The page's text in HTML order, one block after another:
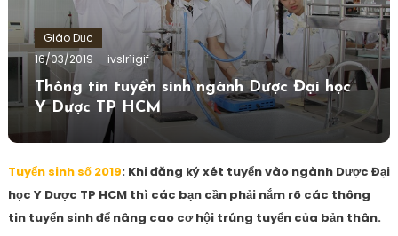
Giáo Dục
16/03/2019
ivslr1igif
Thông tin tuyển sinh ngành Dược Đại học
Y Dược TP HCM
Tuyển sinh số 2019: Khi đăng ký xét tuyển vào ngành Dược Đại
học Y Dược TP HCM thì các bạn cần phải nắm rõ các thông
tin tuyển sinh để nâng cao cơ hội trúng tuyển của bản thân.